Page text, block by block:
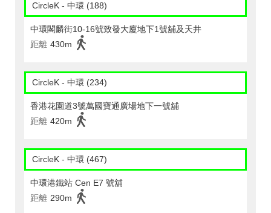
CircleK - 中環 (188)
中環閣麟街10-16號致發大廈地下1號舖及天井
距離 430m
CircleK - 中環 (234)
香港花園道3號萬國寶通廣場地下一號舖
距離 420m
CircleK - 中環 (467)
中環港鐵站 Cen E7 號舖
距離 290m